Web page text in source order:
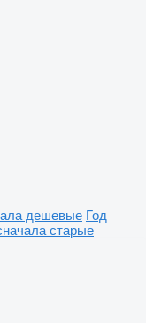
дешевые Год
старые